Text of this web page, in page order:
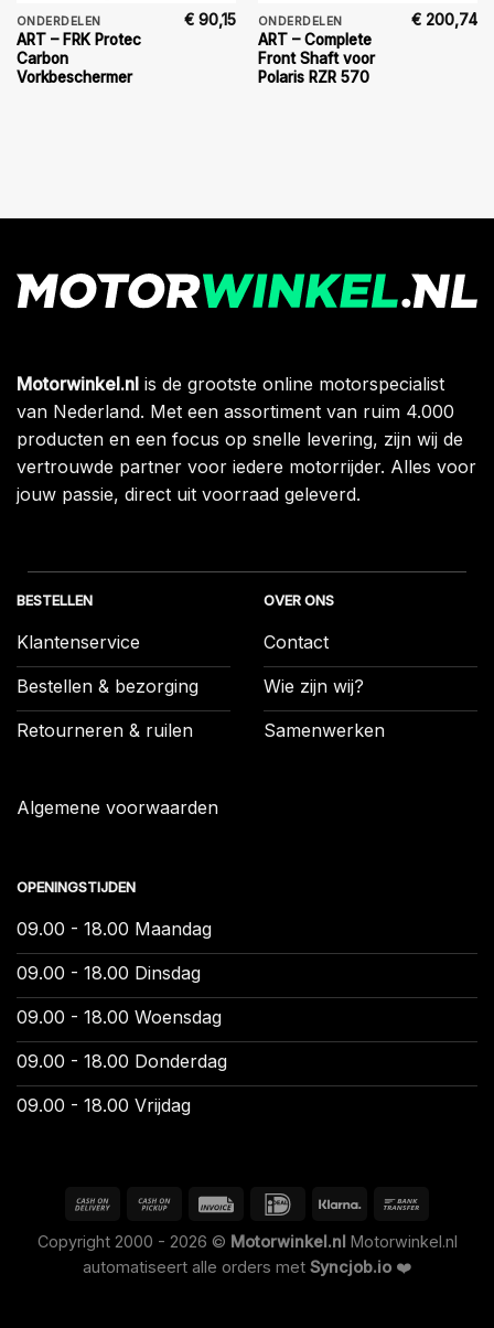
ONDERDELEN
ART – FRK Protec
Carbon
Vorkbeschermer
€ 90,15 ONDERDELEN
ART – Complete
Front Shaft voor
Polaris RZR 570
€ 200,74
Motorwinkel.nl is de grootste online motorspecialist
van Nederland. Met een assortiment van ruim 4.000
producten en een focus op snelle levering, zijn wij de
vertrouwde partner voor iedere motorrijder. Alles voor
jouw passie, direct uit voorraad geleverd.
BESTELLEN
Klantenservice
Bestellen & bezorging
Retourneren & ruilen
Algemene voorwaarden
OVER ONS
Contact
Wie zijn wij?
Samenwerken
OPENINGSTIJDEN
09.00 - 18.00 Maandag
09.00 - 18.00 Dinsdag
09.00 - 18.00 Woensdag
09.00 - 18.00 Donderdag
09.00 - 18.00 Vrijdag
Copyright 2000 - 2026 © Motorwinkel.nl Motorwinkel.nl
automatiseert alle orders met Syncjob.io ❤️